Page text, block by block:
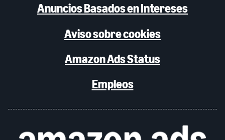
Anuncios Basados en Intereses
Aviso sobre cookies
Amazon Ads Status
Empleos